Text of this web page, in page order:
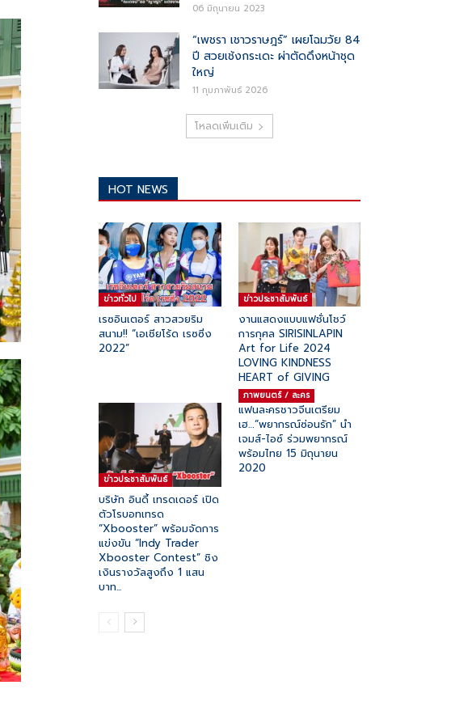
06 มิถุนายน 2023
“เพชรา เชาวราษฎร์” เผยโฉมวัย 84
ปี สวยเช้งกระเดะ ผ่าตัดดึงหน้าชุด
ใหญ่
11 กุมภาพันธ์ 2026
โหลดเพิ่มเติม
HOT NEWS
ข่าวทั่วไป
เรซอินเตอร์ สาวสวยริม
สนาม!! “เอเชียโร้ด เรซซิ่ง
2022”
ข่าวประชาสัมพันธ์
งานแสดงแบบแฟชั่นโชว์
การกุศล SIRISINLAPIN
Art for Life 2024
LOVING KINDNESS
HEART of GIVING
ข่าวประชาสัมพันธ์
บริษัท อินดี้ เทรดเดอร์ เปิด
ตัวโรบอทเทรด
“Xbooster” พร้อมจัดการ
แข่งขัน “Indy Trader
Xbooster Contest” ชิง
เงินรางวัลสูงถึง 1 แสน
บาท...
ภาพยนตร์ / ละคร
แฟนละครชาวจีนเตรียม
เฮ…“พยากรณ์ซ่อนรัก” นำ
เจมส์-ไอซ์ ร่วมพยากรณ์
พร้อมไทย 15 มิถุนายน
2020